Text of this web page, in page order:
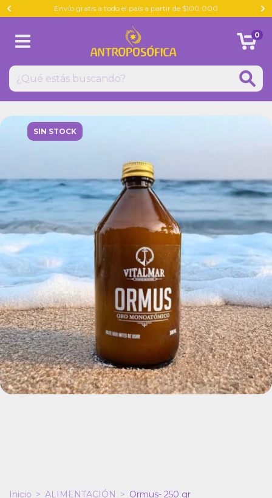
Envío gratis a todo el país a partir de $100.000
0
SIN STOCK
Inicio > ALIMENTACIÓN > Ormus- 250 gr